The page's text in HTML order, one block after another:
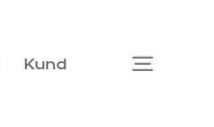
Kund